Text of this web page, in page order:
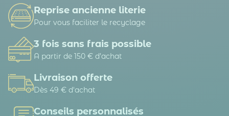
Reprise ancienne literie
Pour vous faciliter le recyclage
3 fois sans frais possible
A partir de 150 € d’achat
Livraison offerte
Dès 49 € d'achat
Conseils personnalisés